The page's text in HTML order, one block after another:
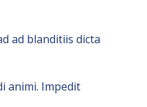
ad blanditiis dicta
animi. Impedit